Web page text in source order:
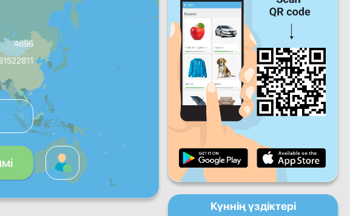
4696
Дүйсенбі СәрсенбіБейсенбі
Сенбі Жексенбі
Күнделікті прогресс
Ай сайынғы прогресс
Жалпы прогресс
Күннің үздіктері